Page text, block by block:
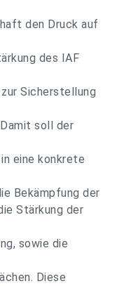
den Druck auf
des IAF
Sicherstellung
soll der
eine konkrete
Bekämpfung der
Stärkung der
sowie die
Diese